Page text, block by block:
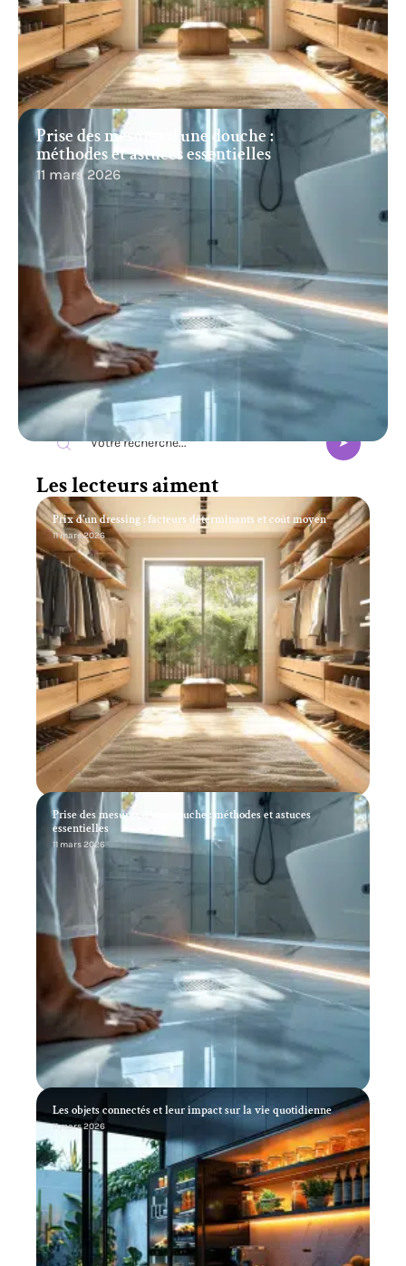
Prise des mesures d’une douche :
méthodes et astuces essentielles
11 mars 2026
Recherche
Les lecteurs aiment
Prix d’un dressing : facteurs déterminants et coût moyen
11 mars 2026
Prise des mesures d’une douche : méthodes et astuces
essentielles
11 mars 2026
Les objets connectés et leur impact sur la vie quotidienne
11 mars 2026